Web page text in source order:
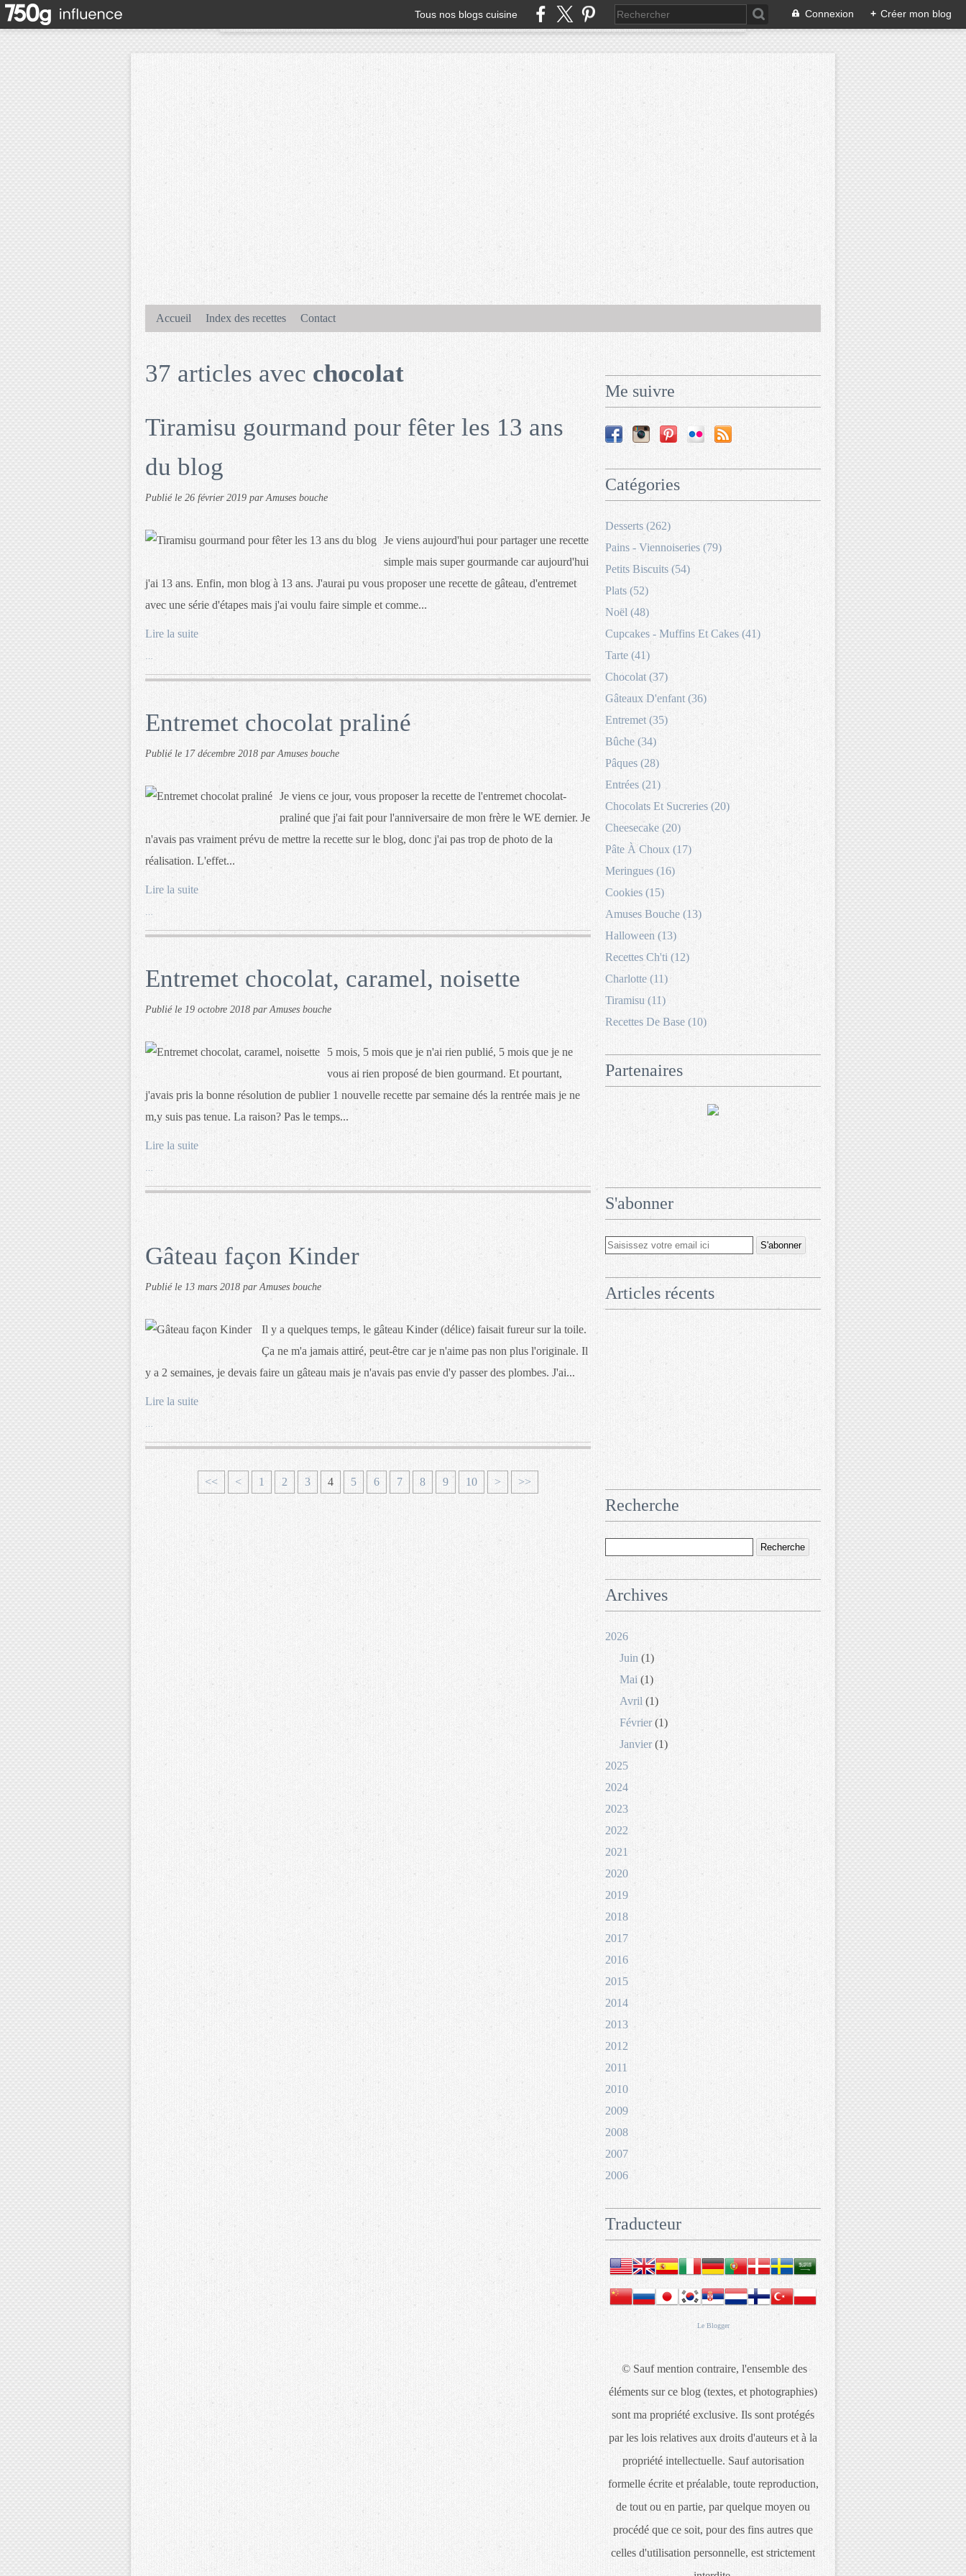
Tous nos blogs cuisine Connexion + Créer mon blog
Accueil Index des recettes Contact
37 articles avec chocolat
Tiramisu gourmand pour fêter les 13 ans
du blog
Publié le 26 février 2019 par Amuses bouche
Je viens aujourd'hui pour partager une recette
simple mais super gourmande car aujourd'hui
j'ai 13 ans. Enfin, mon blog à 13 ans. J'aurai pu vous proposer une recette de gâteau, d'entremet
avec une série d'étapes mais j'ai voulu faire simple et comme...
Lire la suite
Entremet chocolat praliné
Publié le 17 décembre 2018 par Amuses bouche
Je viens ce jour, vous proposer la recette de l'entremet chocolat-
praliné que j'ai fait pour l'anniversaire de mon frère le WE dernier. Je
n'avais pas vraiment prévu de mettre la recette sur le blog, donc j'ai pas trop de photo de la
réalisation. L'effet...
Lire la suite
Entremet chocolat, caramel, noisette
Publié le 19 octobre 2018 par Amuses bouche
5 mois, 5 mois que je n'ai rien publié, 5 mois que je ne
vous ai rien proposé de bien gourmand. Et pourtant,
j'avais pris la bonne résolution de publier 1 nouvelle recette par semaine dés la rentrée mais je ne
m,y suis pas tenue. La raison? Pas le temps...
Lire la suite
Gâteau façon Kinder
Publié le 13 mars 2018 par Amuses bouche
Il y a quelques temps, le gâteau Kinder (délice) faisait fureur sur la toile.
Ça ne m'a jamais attiré, peut-être car je n'aime pas non plus l'originale. Il
y a 2 semaines, je devais faire un gâteau mais je n'avais pas envie d'y passer des plombes. J'ai...
Lire la suite
<< < 1 2 3 4 5 6 7 8 9 10 > >>
Me suivre
Catégories
Desserts (262)
Pains - Viennoiseries (79)
Petits Biscuits (54)
Plats (52)
Noël (48)
Cupcakes - Muffins Et Cakes (41)
Tarte (41)
Chocolat (37)
Gâteaux D'enfant (36)
Entremet (35)
Bûche (34)
Pâques (28)
Entrées (21)
Chocolats Et Sucreries (20)
Cheesecake (20)
Pâte À Choux (17)
Meringues (16)
Cookies (15)
Amuses Bouche (13)
Halloween (13)
Recettes Ch'ti (12)
Charlotte (11)
Tiramisu (11)
Recettes De Base (10)
Partenaires
S'abonner
Articles récents
Recherche
Archives
2026
Juin (1)
Mai (1)
Avril (1)
Février(1)
Janvier (1)
2025
2024
2023
2022
2021
2020
2019
2018
2017
2016
2015
2014
2013
2012
2011
2010
2009
2008
2007
2006
Traducteur
Le Blogger
© Sauf mention contraire, l'ensemble des
éléments sur ce blog (textes, et photographies)
sont ma propriété exclusive. Ils sont protégés
par les lois relatives aux droits d'auteurs et à la
propriété intellectuelle. Sauf autorisation
formelle écrite et préalable, toute reproduction,
de tout ou en partie, par quelque moyen ou
procédé que ce soit, pour des fins autres que
celles d'utilisation personnelle, est strictement